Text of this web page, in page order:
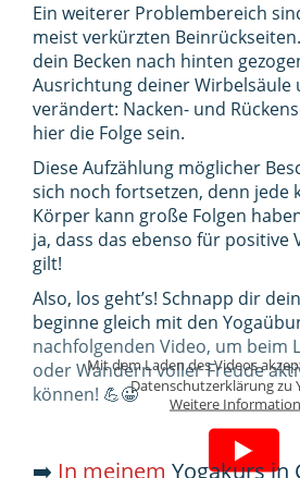
Ein weiterer Problembereich
meist verkürzten
dein Becken nach hinten
Ausrichtung deiner Wirbelsäule
verändert: Nacken- und
hier die Folge sein.
Diese Aufzählung möglicher
sich noch fortsetzen, denn jede
Körper kann große Folgen
ja, dass das ebenso für positive
gilt!
Also, los geht’s! Schnapp dir
beginne gleich mit den
nachfolgenden Video, um beim
oder Wandern voller Freude
können! 💪😀
Mit dem Laden des Videos
Datenschutzerklärung zu
Weitere
➡️ In meinem Yogakurs in